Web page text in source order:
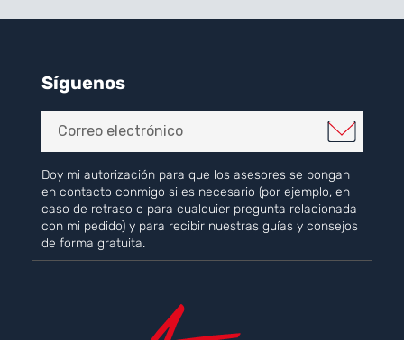
Síguenos
Doy mi autorización para que los asesores se pongan
en contacto conmigo si es necesario (por ejemplo, en
caso de retraso o para cualquier pregunta relacionada
con mi pedido) y para recibir nuestras guías y consejos
de forma gratuita.